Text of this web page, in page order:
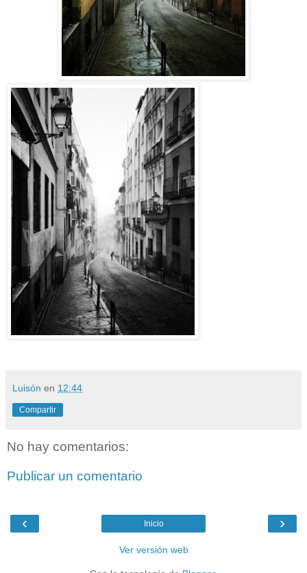
Luisón en 12:44
Compartir
No hay comentarios:
Publicar un comentario
‹ ›
Inicio
Ver versión web